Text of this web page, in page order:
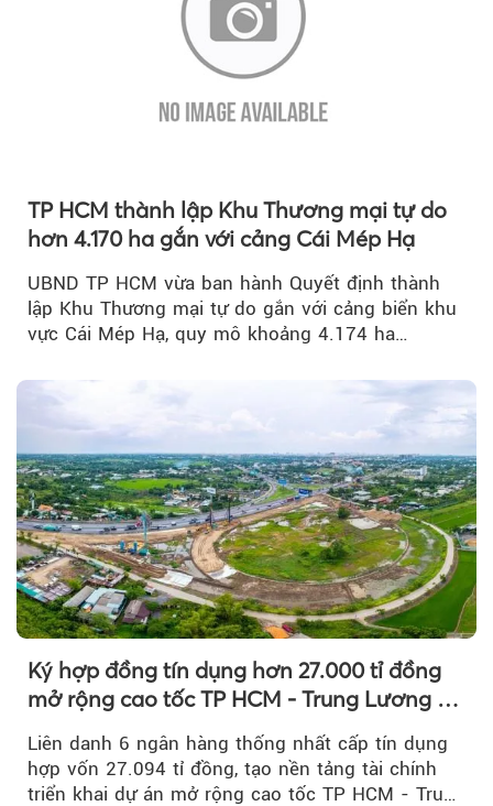
TP HCM thành lập Khu Thương mại tự do
hơn 4.170 ha gắn với cảng Cái Mép Hạ
UBND TP HCM vừa ban hành Quyết định thành
lập Khu Thương mại tự do gắn với cảng biển khu
vực Cái Mép Hạ, quy mô khoảng 4.174 ha…
Ký hợp đồng tín dụng hơn 27.000 tỉ đồng
mở rộng cao tốc TP HCM - Trung Lương -
Liên danh 6 ngân hàng thống nhất cấp tín dụng
hợp vốn 27.094 tỉ đồng, tạo nền tảng tài chính
triển khai dự án mở rộng cao tốc TP HCM - Trung